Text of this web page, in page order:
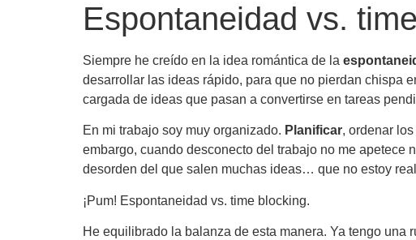
Espontaneidad vs.
Siempre he creído en la idea romántica de la
desarrollar las ideas rápido, para que no pierdan chispa
cargada de ideas que pasan a convertirse en tareas
En mi trabajo soy muy organizado. Planificar, ordenar
embargo, cuando desconecto del trabajo no me apetece
desorden del que salen muchas ideas… que no estoy
¡Pum! Espontaneidad vs. time blocking.
He equilibrado la balanza de esta manera. Ya tengo